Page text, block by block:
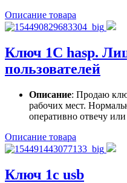
Описание товара
Ключ 1С hasp.
пользователей
Описание: Продаю
рабочих мест.
оперативно отвечу или
Описание товара
Ключ 1с usb